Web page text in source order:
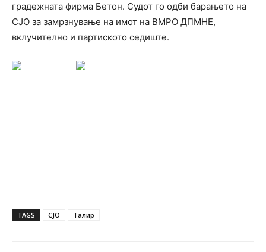
градежната фирма Бетон. Судот го одби барањето на
СЈО за замрзнување на имот на ВМРО ДПМНЕ,
вклучително и партиското седиште.
TAGS СЈО Талир